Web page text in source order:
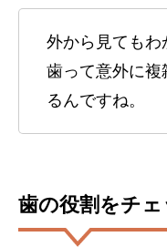
外から見てもわ
歯って意外に複
るんですね。
歯の役割をチェ